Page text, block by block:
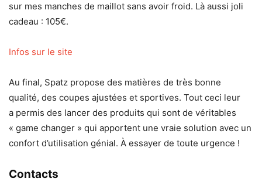
sur mes manches de maillot sans avoir froid. Là aussi joli
cadeau : 105€.
Infos sur le site
Au final, Spatz propose des matières de très bonne
qualité, des coupes ajustées et sportives. Tout ceci leur
a permis des lancer des produits qui sont de véritables
« game changer » qui apportent une vraie solution avec un
confort d’utilisation génial. À essayer de toute urgence !
Contacts